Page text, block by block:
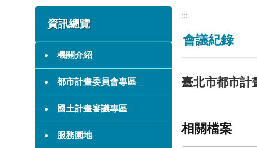
:::
資訊總覽
機關介紹
都市計畫委員會專區
國土計畫審議專區
服務園地
:::
會議紀錄
臺北市都市計
相關檔案